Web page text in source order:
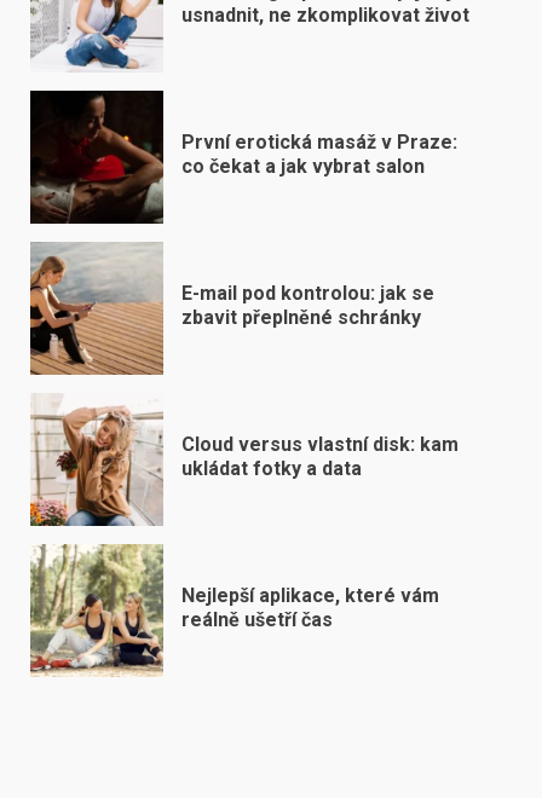
usnadnit, ne zkomplikovat život
První erotická masáž v Praze:
co čekat a jak vybrat salon
E-mail pod kontrolou: jak se
zbavit přeplněné schránky
Cloud versus vlastní disk: kam
ukládat fotky a data
Nejlepší aplikace, které vám
reálně ušetří čas